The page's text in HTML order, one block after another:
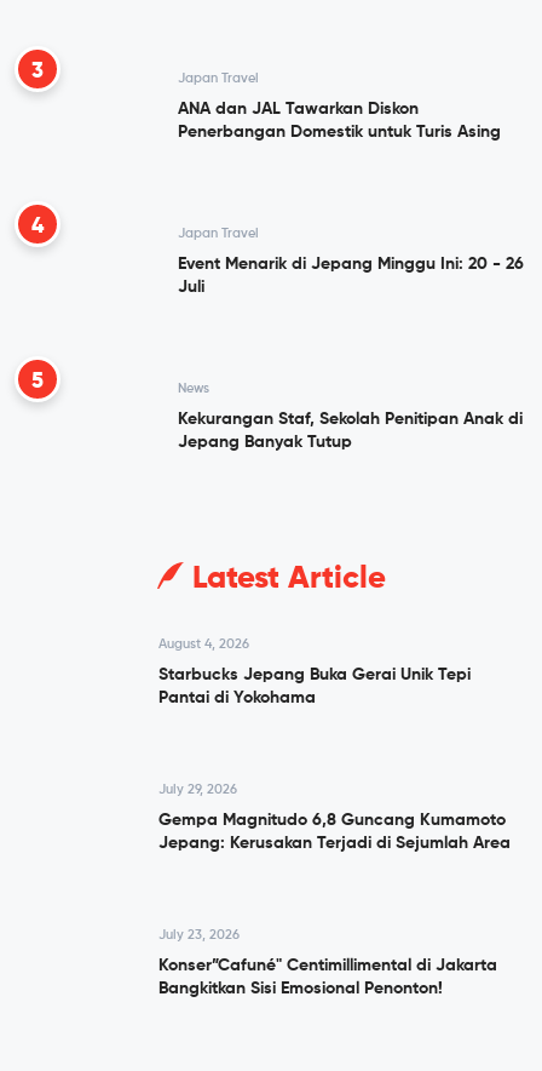
3 Japan Travel
ANA dan JAL Tawarkan Diskon
Penerbangan Domestik untuk Turis Asing
4 Japan Travel
Event Menarik di Jepang Minggu Ini: 20 - 26
Juli
5 News
Kekurangan Staf, Sekolah Penitipan Anak di
Jepang Banyak Tutup
Latest Article
August 4, 2026
Starbucks Jepang Buka Gerai Unik Tepi
Pantai di Yokohama
July 29, 2026
Gempa Magnitudo 6,8 Guncang Kumamoto
Jepang: Kerusakan Terjadi di Sejumlah Area
July 23, 2026
Konser”Cafuné" Centimillimental di Jakarta
Bangkitkan Sisi Emosional Penonton!